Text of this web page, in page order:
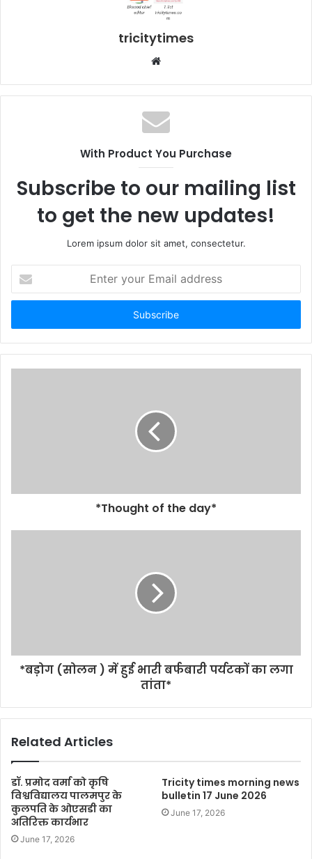
tricitytimes
Website
With Product You Purchase
Subscribe to our mailing list
to get the new updates!
Lorem ipsum dolor sit amet, consectetur.
your
Email
*Thought of the day*
*बड़ोग (सोलन ) में हुई भारी बर्फबारी पर्यटकों का लगा
तांता*
Related Articles
डॉ. प्रमोद वर्मा को कृषि
विश्वविद्यालय पालमपुर के
कुलपति के ओएसडी का
अतिरिक्त कार्यभार
June 17, 2026
Tricity times morning news
bulletin 17 June 2026
June 17, 2026